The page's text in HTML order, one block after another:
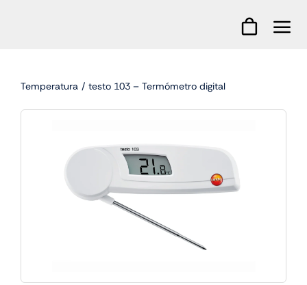
Temperatura testo 103 – Termómetro digital